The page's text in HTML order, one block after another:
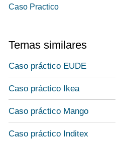
Caso Practico
Temas similares
Caso práctico EUDE
Caso práctico Ikea
Caso práctico Mango
Caso práctico Inditex